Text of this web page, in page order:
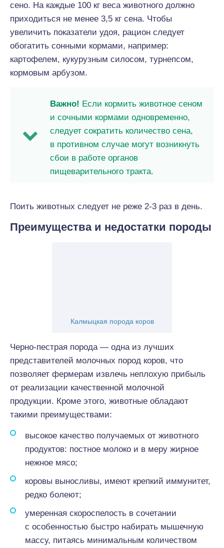
сено. На каждые 100 кг веса животного должно
приходиться не менее 3,5 кг сена. Чтобы
увеличить показатели удоя, рацион следует
обогатить сонными кормами, например:
картофелем, кукурузным силосом, турнепсом,
кормовым арбузом.
Важно! Если кормить животное сеном
и сочными кормами одновременно,
следует сократить количество сена,
в противном случае могут возникнуть
сбои в работе органов
пищеварительного тракта.
Поить животных следует не реже 2-3 раз в день.
Преимущества и недостатки породы
Калмыцкая порода коров
Черно-пестрая порода — одна из лучших
представителей молочных пород коров, что
позволяет фермерам извлечь неплохую прибыль
от реализации качественной молочной
продукции. Кроме этого, животные обладают
такими преимуществами:
высокое качество получаемых от животного
продуктов: постное молоко и в меру жирное
нежное мясо;
коровы выносливы, имеют крепкий иммунитет,
редко болеют;
умеренная скороспелость в сочетании
с особенностью быстро набирать мышечную
массу, питаясь минимальным количеством